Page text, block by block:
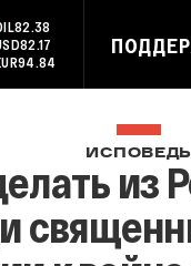
82.38
82.17
94.84
ИСПОВЕДЬ
из